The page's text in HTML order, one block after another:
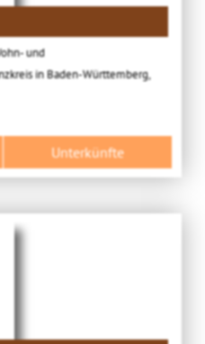
und
in Baden-Württemberg,
Unterkünfte